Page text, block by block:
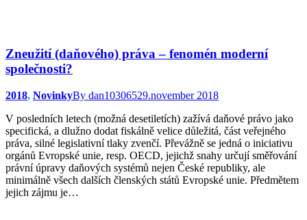
Zneužití (daňového) práva – fenomén moderní
společnosti?
2018, NovinkyBy dan10306529.november 2018
V posledních letech (možná desetiletích) zažívá daňové právo jako
specifická, a dlužno dodat fiskálně velice důležitá, část veřejného
práva, silné legislativní tlaky zvenčí. Převážně se jedná o iniciativu
orgánů Evropské unie, resp. OECD, jejichž snahy určují směřování
právní úpravy daňových systémů nejen České republiky, ale
minimálně všech dalších členských států Evropské unie. Předmětem
jejich zájmu je…